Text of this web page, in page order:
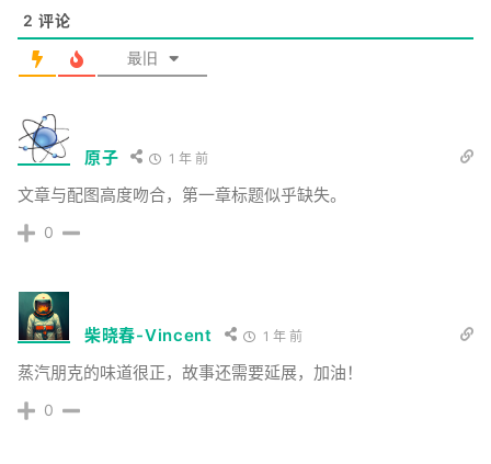
2 评论
最旧
原子 1 年 前
文章与配图高度吻合，第一章标题似乎缺失。
0
柴晓春-Vincent 1 年 前
蒸汽朋克的味道很正，故事还需要延展，加油！
0